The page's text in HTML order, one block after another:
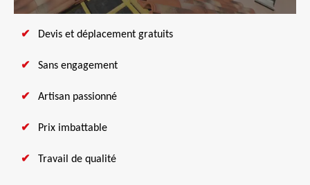
Devis et déplacement gratuits
Sans engagement
Artisan passionné
Prix imbattable
Travail de qualité